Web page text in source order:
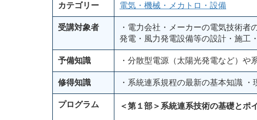
カテゴリー 電気・機械・メカトロ・設備
受講対象者
・電力会社・メーカーの電気技術
発電・風力発電設備等の設計・施工
予備知識 ・分散型電源（太陽光発電など）
修得知識 ・系統連系規程の最新の基本知識
プログラム ＜第１部＞系統連系技術の基礎とポ